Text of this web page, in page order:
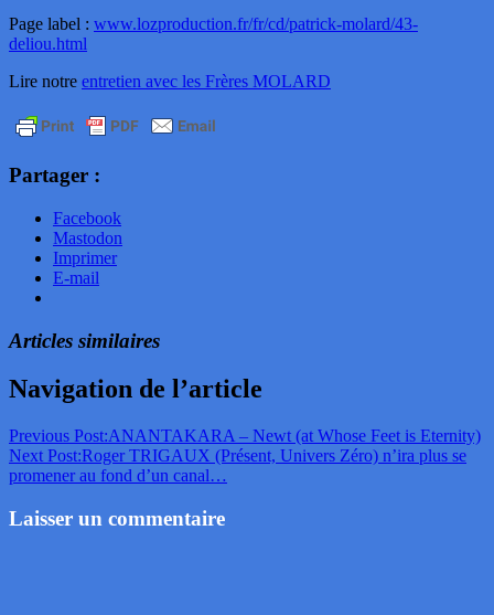
Page label : www.lozproduction.fr/fr/cd/patrick-molard/43-
deliou.html
Lire notre entretien avec les Frères MOLARD
Partager :
Facebook
Mastodon
Imprimer
E-mail
Articles similaires
Navigation de l’article
Previous Post:ANANTAKARA – Newt (at Whose Feet is Eternity)
Next Post:Roger TRIGAUX (Présent, Univers Zéro) n’ira plus se
promener au fond d’un canal…
Laisser un commentaire